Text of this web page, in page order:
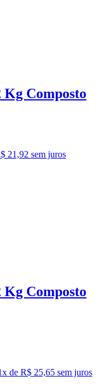
Kg Composto
21,92 sem juros
Kg Composto
x de R$ 25,65 sem juros